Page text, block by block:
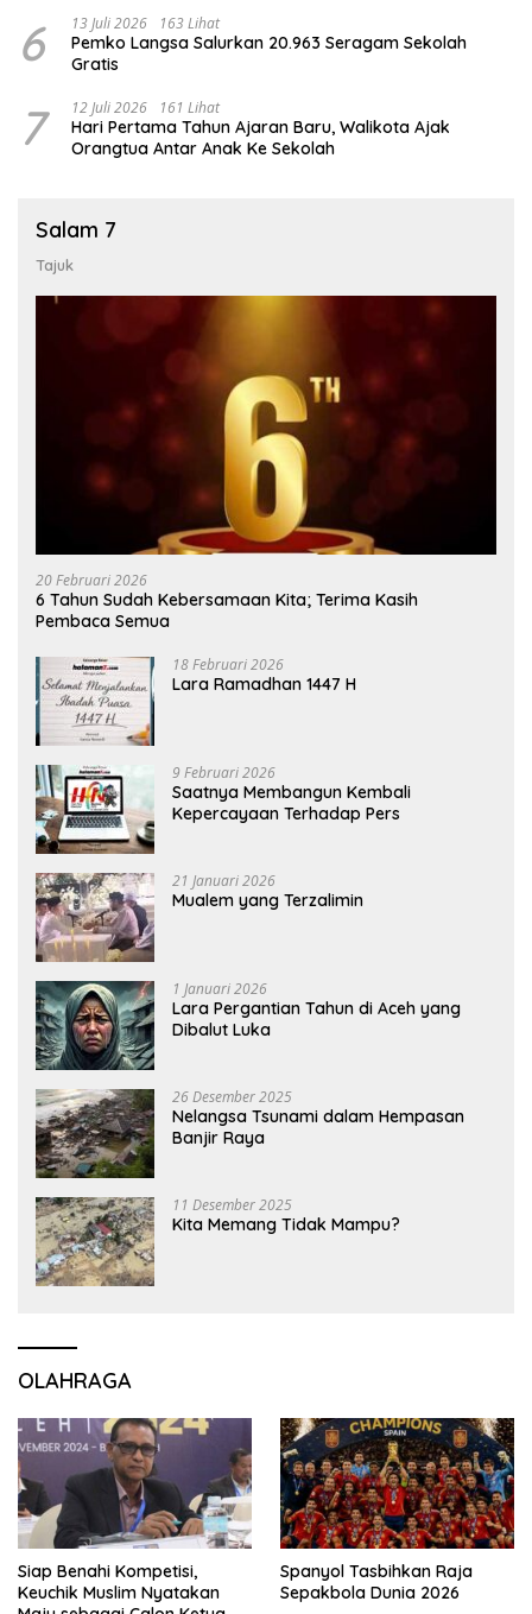
6 13 Juli 2026 163 Lihat
Pemko Langsa Salurkan 20.963 Seragam Sekolah
Gratis
7 12 Juli 2026 161 Lihat
Hari Pertama Tahun Ajaran Baru, Walikota Ajak
Orangtua Antar Anak Ke Sekolah
Salam 7
Tajuk
20 Februari 2026
6 Tahun Sudah Kebersamaan Kita; Terima Kasih
Pembaca Semua
18 Februari 2026
Lara Ramadhan 1447 H
9 Februari 2026
Saatnya Membangun Kembali
Kepercayaan Terhadap Pers
21 Januari 2026
Mualem yang Terzalimin
1 Januari 2026
Lara Pergantian Tahun di Aceh yang
Dibalut Luka
26 Desember 2025
Nelangsa Tsunami dalam Hempasan
Banjir Raya
11 Desember 2025
Kita Memang Tidak Mampu?
OLAHRAGA
Siap Benahi Kompetisi,
Keuchik Muslim Nyatakan
Spanyol Tasbihkan Raja
Sepakbola Dunia 2026